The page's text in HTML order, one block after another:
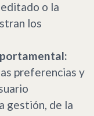
o la
los
preferencias y
gestión, de la